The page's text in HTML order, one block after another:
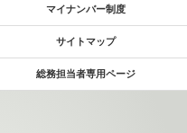
マイナンバー制度
サイトマップ
総務担当者専用ページ